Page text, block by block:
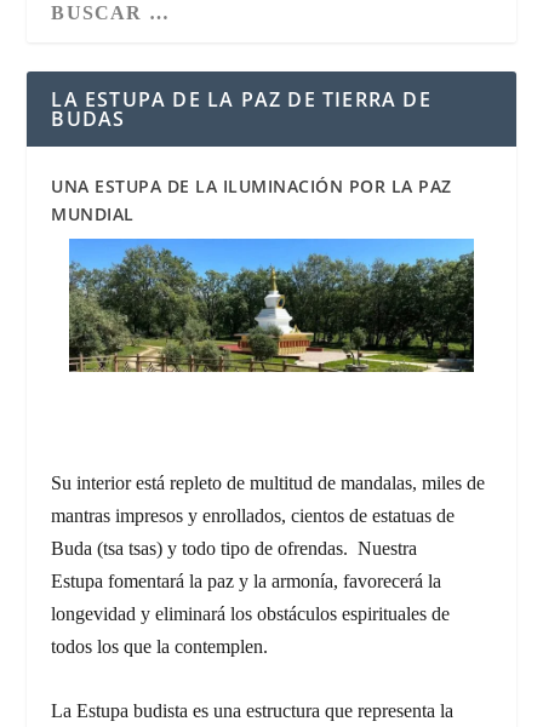
LA ESTUPA DE LA PAZ DE TIERRA DE
BUDAS
UNA ESTUPA DE LA ILUMINACIÓN POR LA PAZ
MUNDIAL
Su interior está repleto de multitud de mandalas, miles de
mantras impresos y enrollados, cientos de estatuas de
Buda (tsa tsas)y todo tipo de ofrendas. Nuestra
Estupa fomentará la paz y la armonía, favorecerá la
longevidad y eliminará los obstáculos espirituales de
todos los que la contemplen.
La Estupa budista es una estructura que representa la